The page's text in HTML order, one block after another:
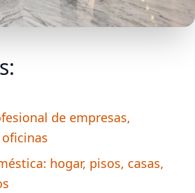
de empresas,
hogar, pisos, casas,